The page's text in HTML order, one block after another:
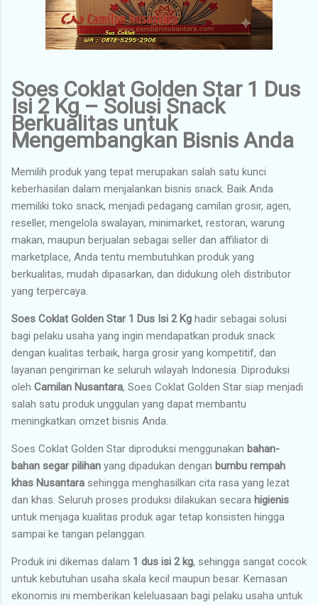
Soes Coklat Golden Star 1 Dus
Isi 2 Kg – Solusi Snack
Berkualitas untuk
Mengembangkan Bisnis Anda
Memilih produk yang tepat merupakan salah satu kunci
keberhasilan dalam menjalankan bisnis snack. Baik Anda
memiliki toko snack, menjadi pedagang camilan grosir, agen,
reseller, mengelola swalayan, minimarket, restoran, warung
makan, maupun berjualan sebagai seller dan affiliator di
marketplace, Anda tentu membutuhkan produk yang
berkualitas, mudah dipasarkan, dan didukung oleh distributor
yang terpercaya.
Soes Coklat Golden Star 1 Dus Isi 2 Kg hadir sebagai solusi
bagi pelaku usaha yang ingin mendapatkan produk snack
dengan kualitas terbaik, harga grosir yang kompetitif, dan
layanan pengiriman ke seluruh wilayah Indonesia. Diproduksi
oleh Camilan Nusantara, Soes Coklat Golden Star siap menjadi
salah satu produk unggulan yang dapat membantu
meningkatkan omzet bisnis Anda.
Soes Coklat Golden Star diproduksi menggunakan bahan-
bahan segar pilihan yang dipadukan dengan bumbu rempah
khas Nusantara sehingga menghasilkan cita rasa yang lezat
dan khas. Seluruh proses produksi dilakukan secara higienis
untuk menjaga kualitas produk agar tetap konsisten hingga
sampai ke tangan pelanggan.
Produk ini dikemas dalam 1 dus isi 2 kg, sehingga sangat cocok
untuk kebutuhan usaha skala kecil maupun besar. Kemasan
ekonomis ini memberikan keleluasaan bagi pelaku usaha untuk